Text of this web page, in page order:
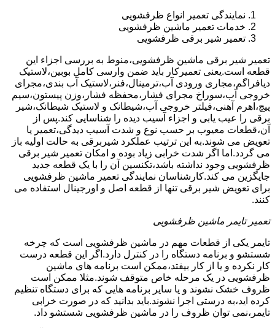
نمایندگی تعمیر انواع ظرفشویی
خدمات تعمیر ماشین ظرفشویی
تعمیر شیر برقی ظرفشویی
تعمیر شیر برقی ماشین ظرفشویی،منوط به بررسی اجزاء این
قطعه است.یعنی تعمیرکار باید ضمن وارسی کامل بوبین،لاستیک
دیافراگم،مجاری ورودی آب،ترمینال،فنر،لاستیک آب بندی،مجرای
خروجی آب،سوراخ مجرای فشار،محفظه فشار،وزن پیستون،سیم
پیچ،اهرم آهنی،فیلتر خروجی آب،شیطانک و لاستیک شیطانک،شیر
برقی را عیب یابی و اجزاء آسیب دیده را شناسایی کند.پس از
آن،قطعات معیوب بر حسب نوع و شدت آسیب دیدگی،تعمیر یا
تعویض می شوند.به این ترتیب عملکرد شیربرقی به حالت اولیه باز
می گردد.اما اگر شدت خرابی زیاد بوده و امکان تعمیر شیر برقی
ظرفشویی وجود نداشته باشد،تکنسین آن را با یک قطعه جدید
جایگزین می کند.کارشناسان نمایندگی تعمیر ماشین ظرفشویی
برای تعویض شیر برقی تنها از قطعه اصل و اورجینال استفاده می
کنند.
تعمیر تایمر ماشین ظرفشویی
تایمر یکی از قطعات مهم در ماشین ظرفشویی است که چرخه
شستشو و برنامه دستگاه را در کنترل دارد.اگر این قطعه درست
کار نکرده و یا از کار بیفتد،ممکن است برنامه های ماشین
ظرفشویی در یک مرحله خاص متوقف شوند.مثلا ممکن است
ظروف خشک نشوند و یا سایر برنامه هایی که برای دستگاه تنظیم
کرده اید،به درستی اجرا نشوند.باید بدانید که در صورت خرابی
تایمر،نمی توان ظروف را در ماشین ظرفشویی شستشو داد.